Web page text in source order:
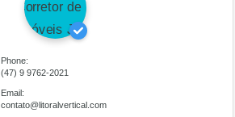
Phone:
(47) 9 9762-2021
Email:
contato@litoralvertical.com